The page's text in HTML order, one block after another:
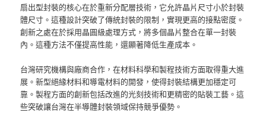
扇出型封裝的核心在於重新分配層技術，它允許晶片尺寸小於封裝
體尺寸。這種設計突破了傳統封裝的限制，實現更高的接點密度。
創新之處在於採用晶圓級處理方式，將多個晶片整合在單一封裝
內。這種方法不僅提高性能，還顯著降低生產成本。
台灣研究機構與廠商合作，在材料科學和製程技術方面取得重大進
展。新型絕緣材料和導電材料的開發，使得封裝結構更加穩定可
靠。製程方面的創新包括改進的光刻技術和更精密的貼裝工藝。這
些突破讓台灣在半導體封裝領域保持競爭優勢。